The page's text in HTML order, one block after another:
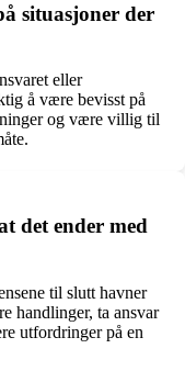
situasjoner der
eller
å være bevisst på
og være villig til
det ender med
til slutt havner
handlinger, ta ansvar
utfordringer på en